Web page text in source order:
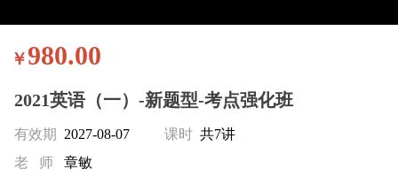
￥980.00
2021英语（一）-新题型-考点强化班
有效期 2027-08-07 课时共7讲
老 师
章敏